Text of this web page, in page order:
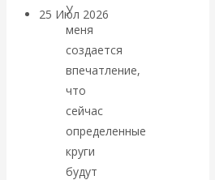
25 Июл 2026
интервью и беседы
«Об этом
молчат»:
экономист
У
меня
создается
впечатление,
что
сейчас
определенные
круги
будут